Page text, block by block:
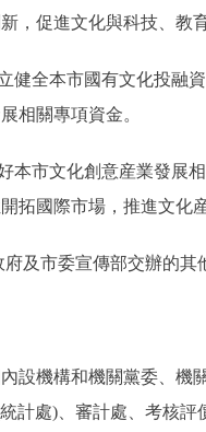
，促進文化與科技、教
全本市國有文化投融資
相關專項資金。
市文化創意産業發展相
拓國際市場，推進文化
及市委宣傳部交辦的其
機構和機關黨委、機關
計處)、審計處、考核